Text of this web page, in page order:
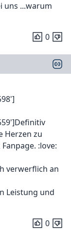
uns ...warum
0
Herzen zu
:love:
verwerflich an
Leistung und
0